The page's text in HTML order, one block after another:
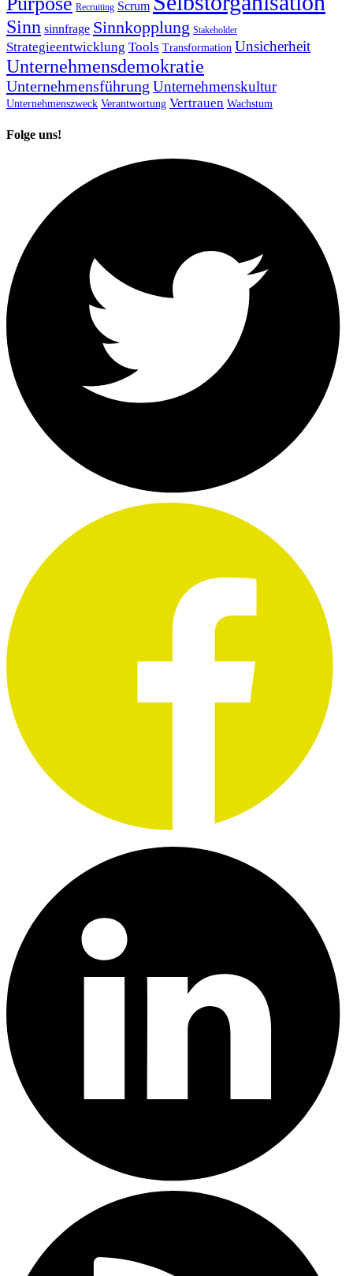
Recruiting Scrum
Sinn sinnfrage Sinnkopplung Stakeholder
Strategieentwicklung Tools Transformation Unsicherheit
Unternehmensdemokratie
Unternehmensführung Unternehmenskultur
Unternehmenszweck Verantwortung Vertrauen Wachstum
Folge uns!